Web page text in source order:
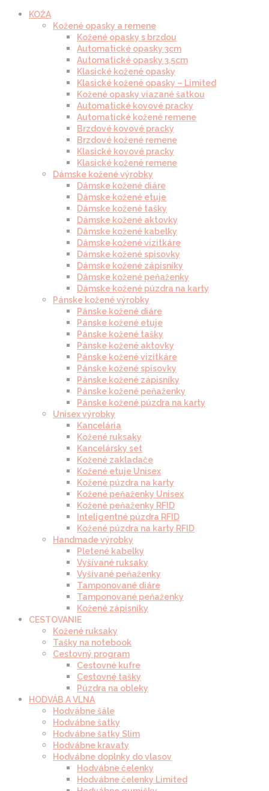
KOŽA
Kožené opasky a remene
Kožené opasky s brzdou
Automatické opasky 3cm
Automatické opasky 3.5cm
Klasické kožené opasky
Klasické kožené opasky – Limited
Kožené opasky viazané šatkou
Automatické kovové pracky
Automatické kožené remene
Brzdové kovové pracky
Brzdové kožené remene
Klasické kovové pracky
Klasické kožené remene
Dámske kožené výrobky
Dámske kožené diáre
Dámske kožené etuje
Dámske kožené tašky
Dámske kožené aktovky
Dámske kožené kabelky
Dámske kožené vizitkáre
Dámske kožené spisovky
Dámske kožené zápisníky
Dámske kožené peňaženky
Dámske kožené púzdra na karty
Pánske kožené výrobky
Pánske kožené diáre
Pánske kožené etuje
Pánske kožené tašky
Pánske kožené aktovky
Pánske kožené vizitkáre
Pánske kožené spisovky
Pánske kožené zápisníky
Pánske kožené peňaženky
Pánske kožené púzdra na karty
Unisex výrobky
Kancelária
Kožené ruksaky
Kancelársky set
Kožené zakladače
Kožené etuje Unisex
Kožené púzdra na karty
Kožené peňaženky Unisex
Kožené peňaženky RFID
Inteligentné púzdra RFID
Kožené púzdra na karty RFID
Handmade výrobky
Pletené kabelky
Vyšívané ruksaky
Vyšívané peňaženky
Tamponované diáre
Tamponované peňaženky
Kožené zápisníky
CESTOVANIE
Kožené ruksaky
Tašky na notebook
Cestovný program
Cestovné kufre
Cestovné tašky
Púzdra na obleky
HODVÁB A VLNA
Hodvábne šále
Hodvábne šatky
Hodvábne šatky Slim
Hodvábne kravaty
Hodvábne doplnky do vlasov
Hodvábne čelenky
Hodvábne čelenky Limited